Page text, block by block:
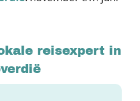
reisexpert in